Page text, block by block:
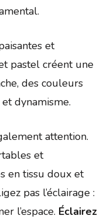
et
pastel créent une
des couleurs
dynamisme.
attention.
et
en tissu doux et
pas l’éclairage :
l’espace. Éclairez